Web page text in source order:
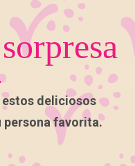
estos deliciosos
persona favorita.